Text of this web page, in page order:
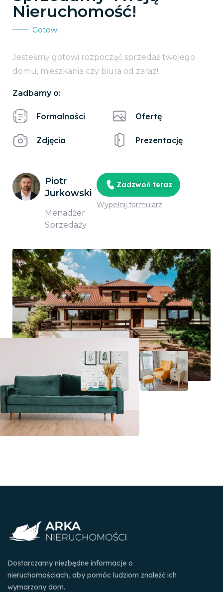
Nieruchomość!
Gotowi
Jesteśmy gotowi rozpocząć sprzedaż twojego
domu, mieszkania czy biura od zaraz!
Zadbamy o:
Formalności
Zdjęcia
Ofertę
Prezentację
Piotr
Jurkowski
Menadżer
Sprzedaży
Zadzwoń teraz
Wypełnij formularz
Dostarczamy niezbędne informacje o
nieruchomościach, aby pomóc ludziom znaleźć ich
wymarzony dom.